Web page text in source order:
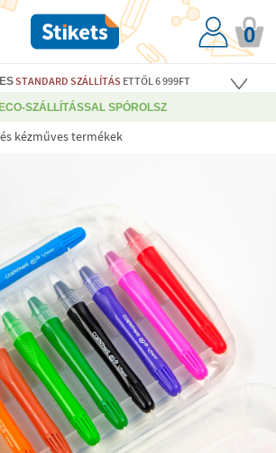
0
STANDARD SZÁLLÍTÁS ETTŐL 6 999FT
ECO-SZÁLLÍTÁSSAL SPÓROLSZ
kézműves termékek